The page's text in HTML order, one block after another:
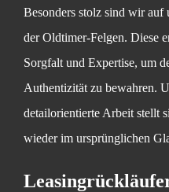
Besonders stolz sind wir auf
der Oldtimer-Felgen. Diese
Sorgfalt und Expertise, um
Authentizität zu bewahren.
detailorientierte Arbeit stellt
wieder im ursprünglichen